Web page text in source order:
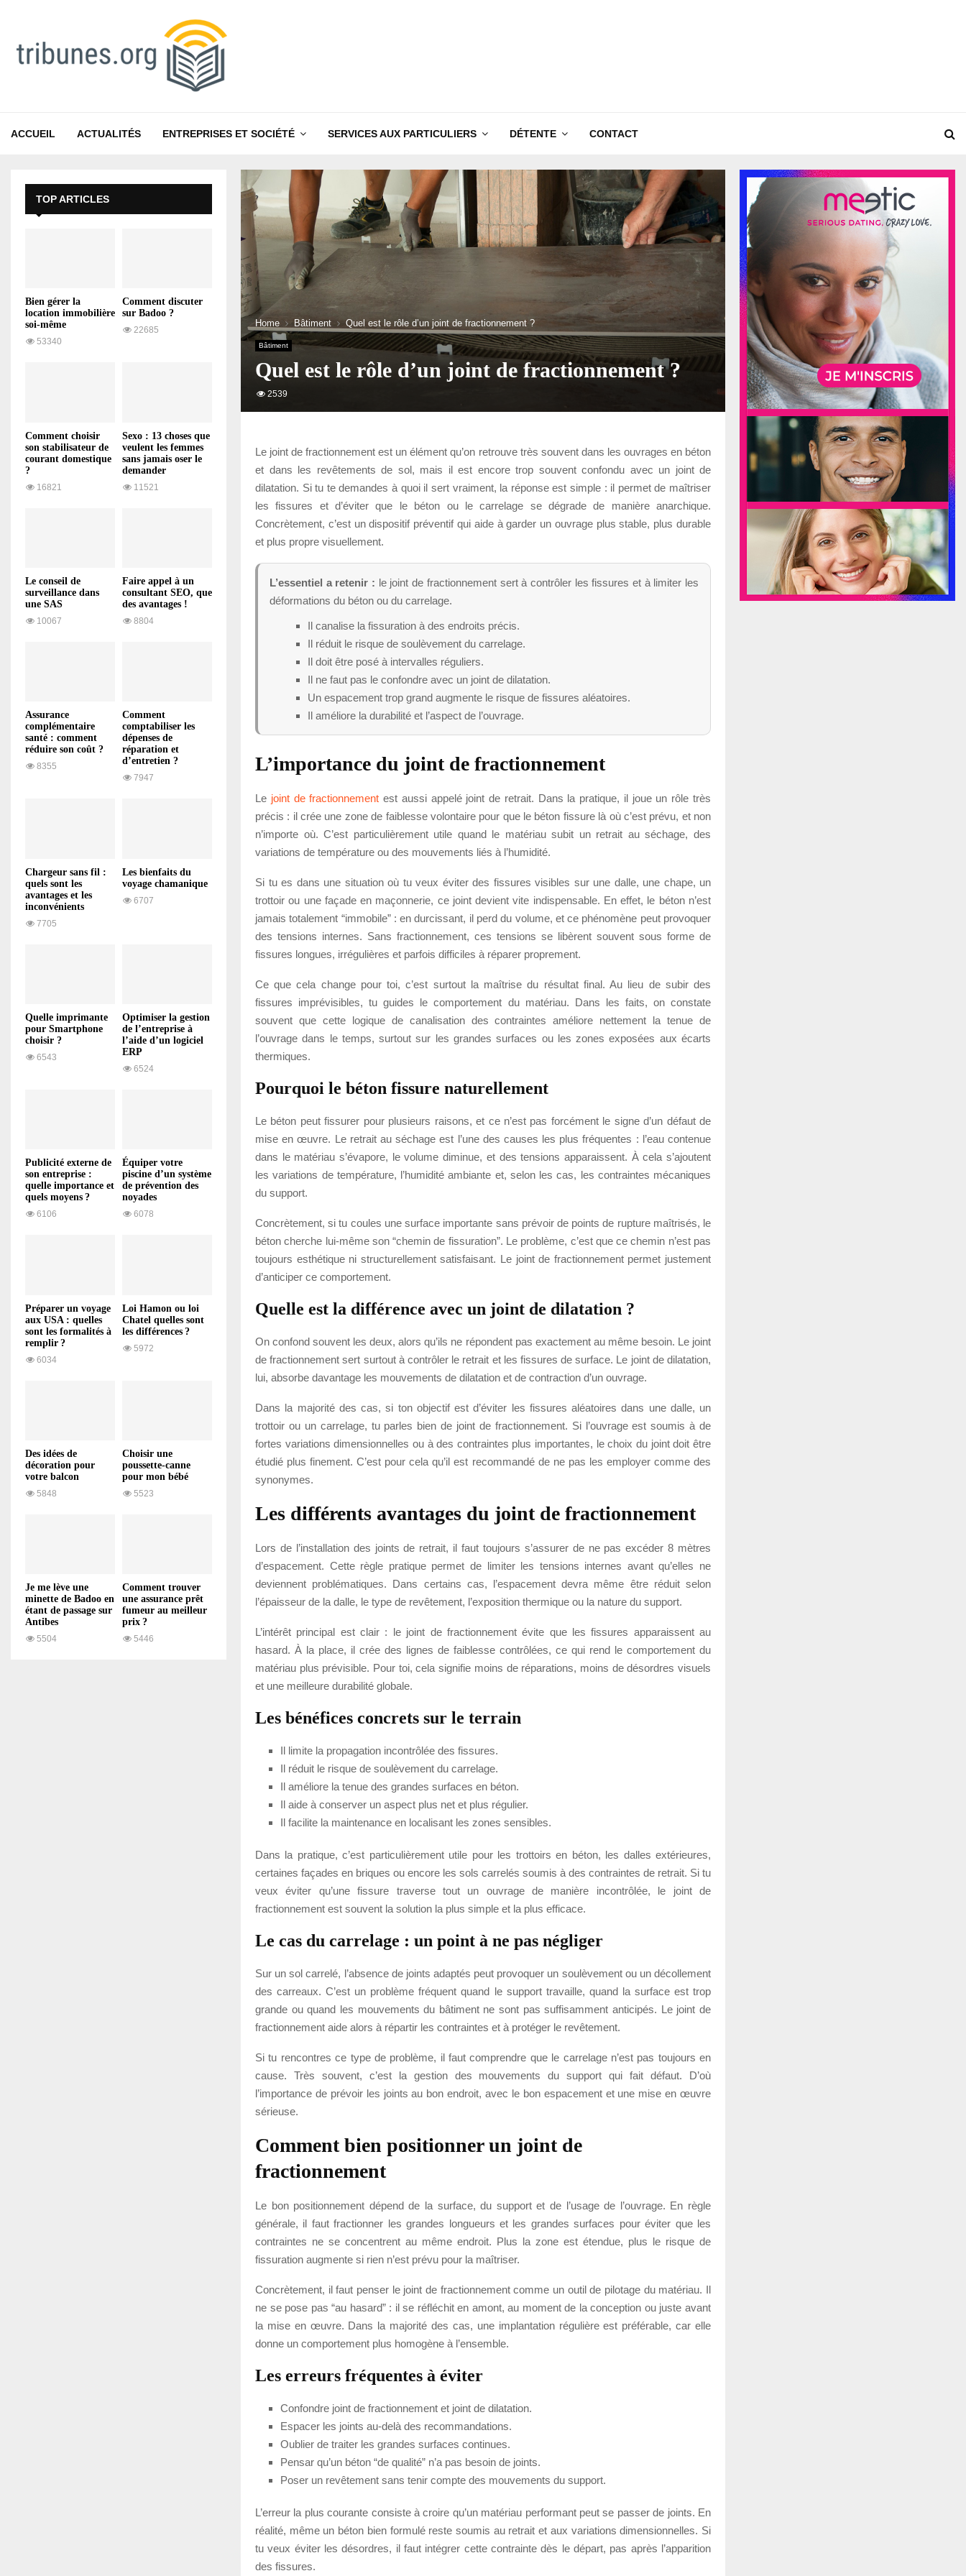
ACCUEIL ACTUALITÉS ENTREPRISES ET SOCIÉTÉ SERVICES AUX PARTICULIERS DÉTENTE CONTACT
Home Bâtiment Quel est le rôle d’un joint de fractionnement ?
Bâtiment
Quel est le rôle d’un joint de fractionnement ?
2539
Le joint de fractionnement est un élément qu’on retrouve très souvent dans les ouvrages en béton
et dans les revêtements de sol, mais il est encore trop souvent confondu avec un joint de
dilatation. Si tu te demandes à quoi il sert vraiment, la réponse est simple : il permet de maîtriser
les fissures et d’éviter que le béton ou le carrelage se dégrade de manière anarchique.
Concrètement, c’est un dispositif préventif qui aide à garder un ouvrage plus stable, plus durable
et plus propre visuellement.
L’essentiel a retenir : le joint de fractionnement sert à contrôler les fissures et à limiter les
déformations du béton ou du carrelage.
Il canalise la fissuration à des endroits précis.
Il réduit le risque de soulèvement du carrelage.
Il doit être posé à intervalles réguliers.
Il ne faut pas le confondre avec un joint de dilatation.
Un espacement trop grand augmente le risque de fissures aléatoires.
Il améliore la durabilité et l’aspect de l’ouvrage.
L’importance du joint de fractionnement
Le joint de fractionnement est aussi appelé joint de retrait. Dans la pratique, il joue un rôle très
précis : il crée une zone de faiblesse volontaire pour que le béton fissure là où c’est prévu, et non
n’importe où. C’est particulièrement utile quand le matériau subit un retrait au séchage, des
variations de température ou des mouvements liés à l’humidité.
Si tu es dans une situation où tu veux éviter des fissures visibles sur une dalle, une chape, un
trottoir ou une façade en maçonnerie, ce joint devient vite indispensable. En effet, le béton n’est
jamais totalement “immobile” : en durcissant, il perd du volume, et ce phénomène peut provoquer
des tensions internes. Sans fractionnement, ces tensions se libèrent souvent sous forme de
fissures longues, irrégulières et parfois difficiles à réparer proprement.
Ce que cela change pour toi, c’est surtout la maîtrise du résultat final. Au lieu de subir des
fissures imprévisibles, tu guides le comportement du matériau. Dans les faits, on constate
souvent que cette logique de canalisation des contraintes améliore nettement la tenue de
l’ouvrage dans le temps, surtout sur les grandes surfaces ou les zones exposées aux écarts
thermiques.
Pourquoi le béton fissure naturellement
Le béton peut fissurer pour plusieurs raisons, et ce n’est pas forcément le signe d’un défaut de
mise en œuvre. Le retrait au séchage est l’une des causes les plus fréquentes : l’eau contenue
dans le matériau s’évapore, le volume diminue, et des tensions apparaissent. À cela s’ajoutent
les variations de température, l’humidité ambiante et, selon les cas, les contraintes mécaniques
du support.
Concrètement, si tu coules une surface importante sans prévoir de points de rupture maîtrisés, le
béton cherche lui-même son “chemin de fissuration”. Le problème, c’est que ce chemin n’est pas
toujours esthétique ni structurellement satisfaisant. Le joint de fractionnement permet justement
d’anticiper ce comportement.
Quelle est la différence avec un joint de dilatation ?
On confond souvent les deux, alors qu’ils ne répondent pas exactement au même besoin. Le joint
de fractionnement sert surtout à contrôler le retrait et les fissures de surface. Le joint de dilatation,
lui, absorbe davantage les mouvements de dilatation et de contraction d’un ouvrage.
Dans la majorité des cas, si ton objectif est d’éviter les fissures aléatoires dans une dalle, un
trottoir ou un carrelage, tu parles bien de joint de fractionnement. Si l’ouvrage est soumis à de
fortes variations dimensionnelles ou à des contraintes plus importantes, le choix du joint doit être
étudié plus finement. C’est pour cela qu’il est recommandé de ne pas les employer comme des
synonymes.
Les différents avantages du joint de fractionnement
Lors de l’installation des joints de retrait, il faut toujours s’assurer de ne pas excéder 8 mètres
d’espacement. Cette règle pratique permet de limiter les tensions internes avant qu’elles ne
deviennent problématiques. Dans certains cas, l’espacement devra même être réduit selon
l’épaisseur de la dalle, le type de revêtement, l’exposition thermique ou la nature du support.
L’intérêt principal est clair : le joint de fractionnement évite que les fissures apparaissent au
hasard. À la place, il crée des lignes de faiblesse contrôlées, ce qui rend le comportement du
matériau plus prévisible. Pour toi, cela signifie moins de réparations, moins de désordres visuels
et une meilleure durabilité globale.
Les bénéfices concrets sur le terrain
Il limite la propagation incontrôlée des fissures.
Il réduit le risque de soulèvement du carrelage.
Il améliore la tenue des grandes surfaces en béton.
Il aide à conserver un aspect plus net et plus régulier.
Il facilite la maintenance en localisant les zones sensibles.
Dans la pratique, c’est particulièrement utile pour les trottoirs en béton, les dalles extérieures,
certaines façades en briques ou encore les sols carrelés soumis à des contraintes de retrait. Si tu
veux éviter qu’une fissure traverse tout un ouvrage de manière incontrôlée, le joint de
fractionnement est souvent la solution la plus simple et la plus efficace.
Le cas du carrelage : un point à ne pas négliger
Sur un sol carrelé, l’absence de joints adaptés peut provoquer un soulèvement ou un décollement
des carreaux. C’est un problème fréquent quand le support travaille, quand la surface est trop
grande ou quand les mouvements du bâtiment ne sont pas suffisamment anticipés. Le joint de
fractionnement aide alors à répartir les contraintes et à protéger le revêtement.
Si tu rencontres ce type de problème, il faut comprendre que le carrelage n’est pas toujours en
cause. Très souvent, c’est la gestion des mouvements du support qui fait défaut. D’où
l’importance de prévoir les joints au bon endroit, avec le bon espacement et une mise en œuvre
sérieuse.
Comment bien positionner un joint de
fractionnement
Le bon positionnement dépend de la surface, du support et de l’usage de l’ouvrage. En règle
générale, il faut fractionner les grandes longueurs et les grandes surfaces pour éviter que les
contraintes ne se concentrent au même endroit. Plus la zone est étendue, plus le risque de
fissuration augmente si rien n’est prévu pour la maîtriser.
Concrètement, il faut penser le joint de fractionnement comme un outil de pilotage du matériau. Il
ne se pose pas “au hasard” : il se réfléchit en amont, au moment de la conception ou juste avant
la mise en œuvre. Dans la majorité des cas, une implantation régulière est préférable, car elle
donne un comportement plus homogène à l’ensemble.
Les erreurs fréquentes à éviter
Confondre joint de fractionnement et joint de dilatation.
Espacer les joints au-delà des recommandations.
Oublier de traiter les grandes surfaces continues.
Pensar qu’un béton “de qualité” n’a pas besoin de joints.
Poser un revêtement sans tenir compte des mouvements du support.
L’erreur la plus courante consiste à croire qu’un matériau performant peut se passer de joints. En
réalité, même un béton bien formulé reste soumis au retrait et aux variations dimensionnelles. Si
tu veux éviter les désordres, il faut intégrer cette contrainte dès le départ, pas après l’apparition
des fissures.
TOP ARTICLES
Bien gérer la
location immobilière
soi-même
53340
Comment discuter
sur Badoo ?
22685
Comment choisir
son stabilisateur de
courant domestique
?
16821
Sexo : 13 choses que
veulent les femmes
sans jamais oser le
demander
11521
Le conseil de
surveillance dans
une SAS
10067
Faire appel à un
consultant SEO, que
des avantages !
8804
Assurance
complémentaire
santé : comment
réduire son coût ?
8355
Comment
comptabiliser les
dépenses de
réparation et
d’entretien ?
7947
Chargeur sans fil :
quels sont les
avantages et les
inconvénients
7705
Les bienfaits du
voyage chamanique
6707
Quelle imprimante
pour Smartphone
choisir ?
6543
Optimiser la gestion
de l’entreprise à
l’aide d’un logiciel
ERP
6524
Publicité externe de
son entreprise :
quelle importance et
quels moyens ?
6106
Équiper votre
piscine d’un système
de prévention des
noyades
6078
Préparer un voyage
aux USA : quelles
sont les formalités à
remplir ?
6034
Loi Hamon ou loi
Chatel quelles sont
les différences ?
5972
Des idées de
décoration pour
votre balcon
5848
Choisir une
poussette-canne
pour mon bébé
5523
Je me lève une
minette de Badoo en
étant de passage sur
Antibes
5504
Comment trouver
une assurance prêt
fumeur au meilleur
prix ?
5446